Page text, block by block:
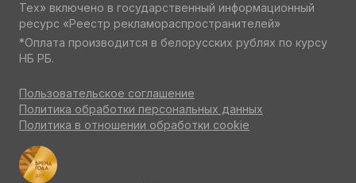
Тех» включено в государственный информационный
ресурс «Реестр рекламораспространителей»
*Оплата производится в белорусских рублях по курсу
НБ РБ.
Пользовательское соглашение
Политика обработки персональных данных
Политика в отношении обработки cookie